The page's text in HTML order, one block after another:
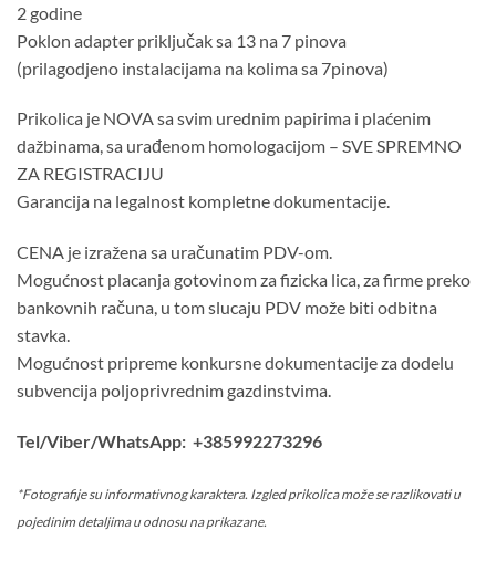
2 godine
Poklon adapter priključak sa 13 na 7 pinova
(prilagodjeno instalacijama na kolima sa 7pinova)
Prikolica je NOVA sa svim urednim papirima i plaćenim
dažbinama, sa urađenom homologacijom – SVE SPREMNO
ZA REGISTRACIJU
Garancija na legalnost kompletne dokumentacije.
CENA je izražena sa uračunatim PDV-om.
Mogućnost placanja gotovinom za fizicka lica, za firme preko
bankovnih računa, u tom slucaju PDV može biti odbitna
stavka.
Mogućnost pripreme konkursne dokumentacije za dodelu
subvencija poljoprivrednim gazdinstvima.
Tel/Viber/WhatsApp: +385992273296
*Fotografije su informativnog karaktera. Izgled prikolica može se razlikovati u
pojedinim detaljima u odnosu na prikazane.